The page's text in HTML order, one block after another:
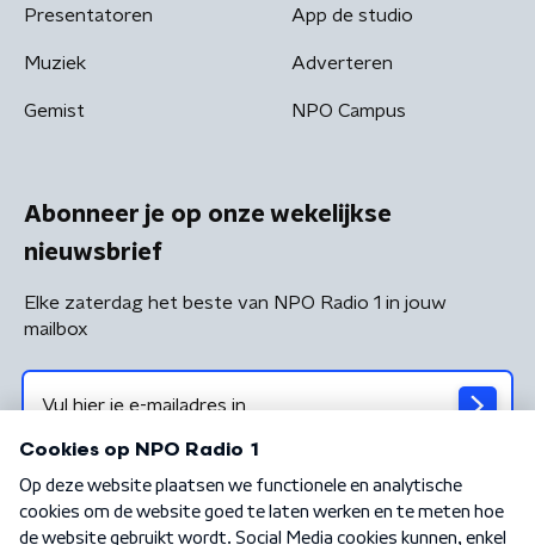
Presentatoren
Muziek
Gemist
App de studio
Adverteren
NPO Campus
Abonneer je op onze wekelijkse
nieuwsbrief
Elke zaterdag het beste van NPO Radio 1 in jouw
mailbox